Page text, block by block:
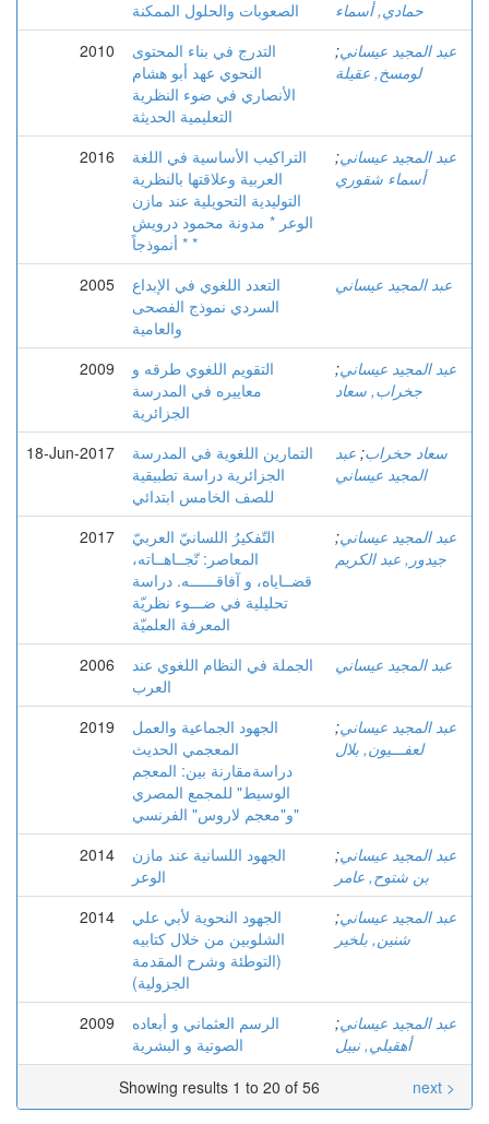
الصعوبات والحلول الممكنة
حمادي, أسماء
2010
التدرج في بناء المحتوى
النحوي عهد أبو هشام
الأنصاري في ضوء النظرية
التعليمية الحديثة
عبد المجيد عيساني;
لومسخ, عقيلة
2016
التراكيب الأساسية في اللغة
العربية وعلاقتها بالنظرية
التوليدية التحويلية عند مازن
الوعر * مدونة محمود درويش
* أنموذجاً *
عبد المجيد عيساني;
أسماء شقوري
2005
التعدد اللغوي في الإبداع
السردي نموذج الفصحى
والعامية
عبد المجيد عيساني
2009
التقويم اللغوي طرقه و
معاييره في المدرسة
الجزائرية
عبد المجيد عيساني;
جخراب, سعاد
18-Jun-2017
التمارين اللغوية في المدرسة
الجزائرية دراسة تطبيقية
للصف الخامس ابتدائي
سعاد حخراب; عبد
المجيد عيساني
2017
التّفكيرُ اللسانيّ العربيّ
المعاصر: تّجــاهــاته،
قضــاياه، و آفاقــــــه. دراسة
تحليلية في ضـــوء نظريّة
المعرفة العلميّة
عبد المجيد عيساني;
جيدور, عبد الكريم
2006
الجملة في النظام اللغوي عند
العرب
عبد المجيد عيساني
2019
الجهود الجماعية والعمل
المعجمي الحديث
دراسةمقارنة بين: المعجم
الوسيط" للمجمع المصري
و"معجم لاروس" الفرنسي"
عبد المجيد عيساني;
لعفـــيون, بلال
2014
الجهود اللسانية عند مازن
الوعر
عبد المجيد عيساني;
بن شتوح, عامر
2014
الجهود النحوية لأبي علي
الشلوبين من خلال كتابيه
(التوطئة وشرح المقدمة
الجزولية)
عبد المجيد عيساني;
شنين, بلخير
2009
الرسم العثماني و أبعاده
الصوتية و البشرية
عبد المجيد عيساني;
أهقيلي, نبيل
Showing results 1 to 20 of 56
next >